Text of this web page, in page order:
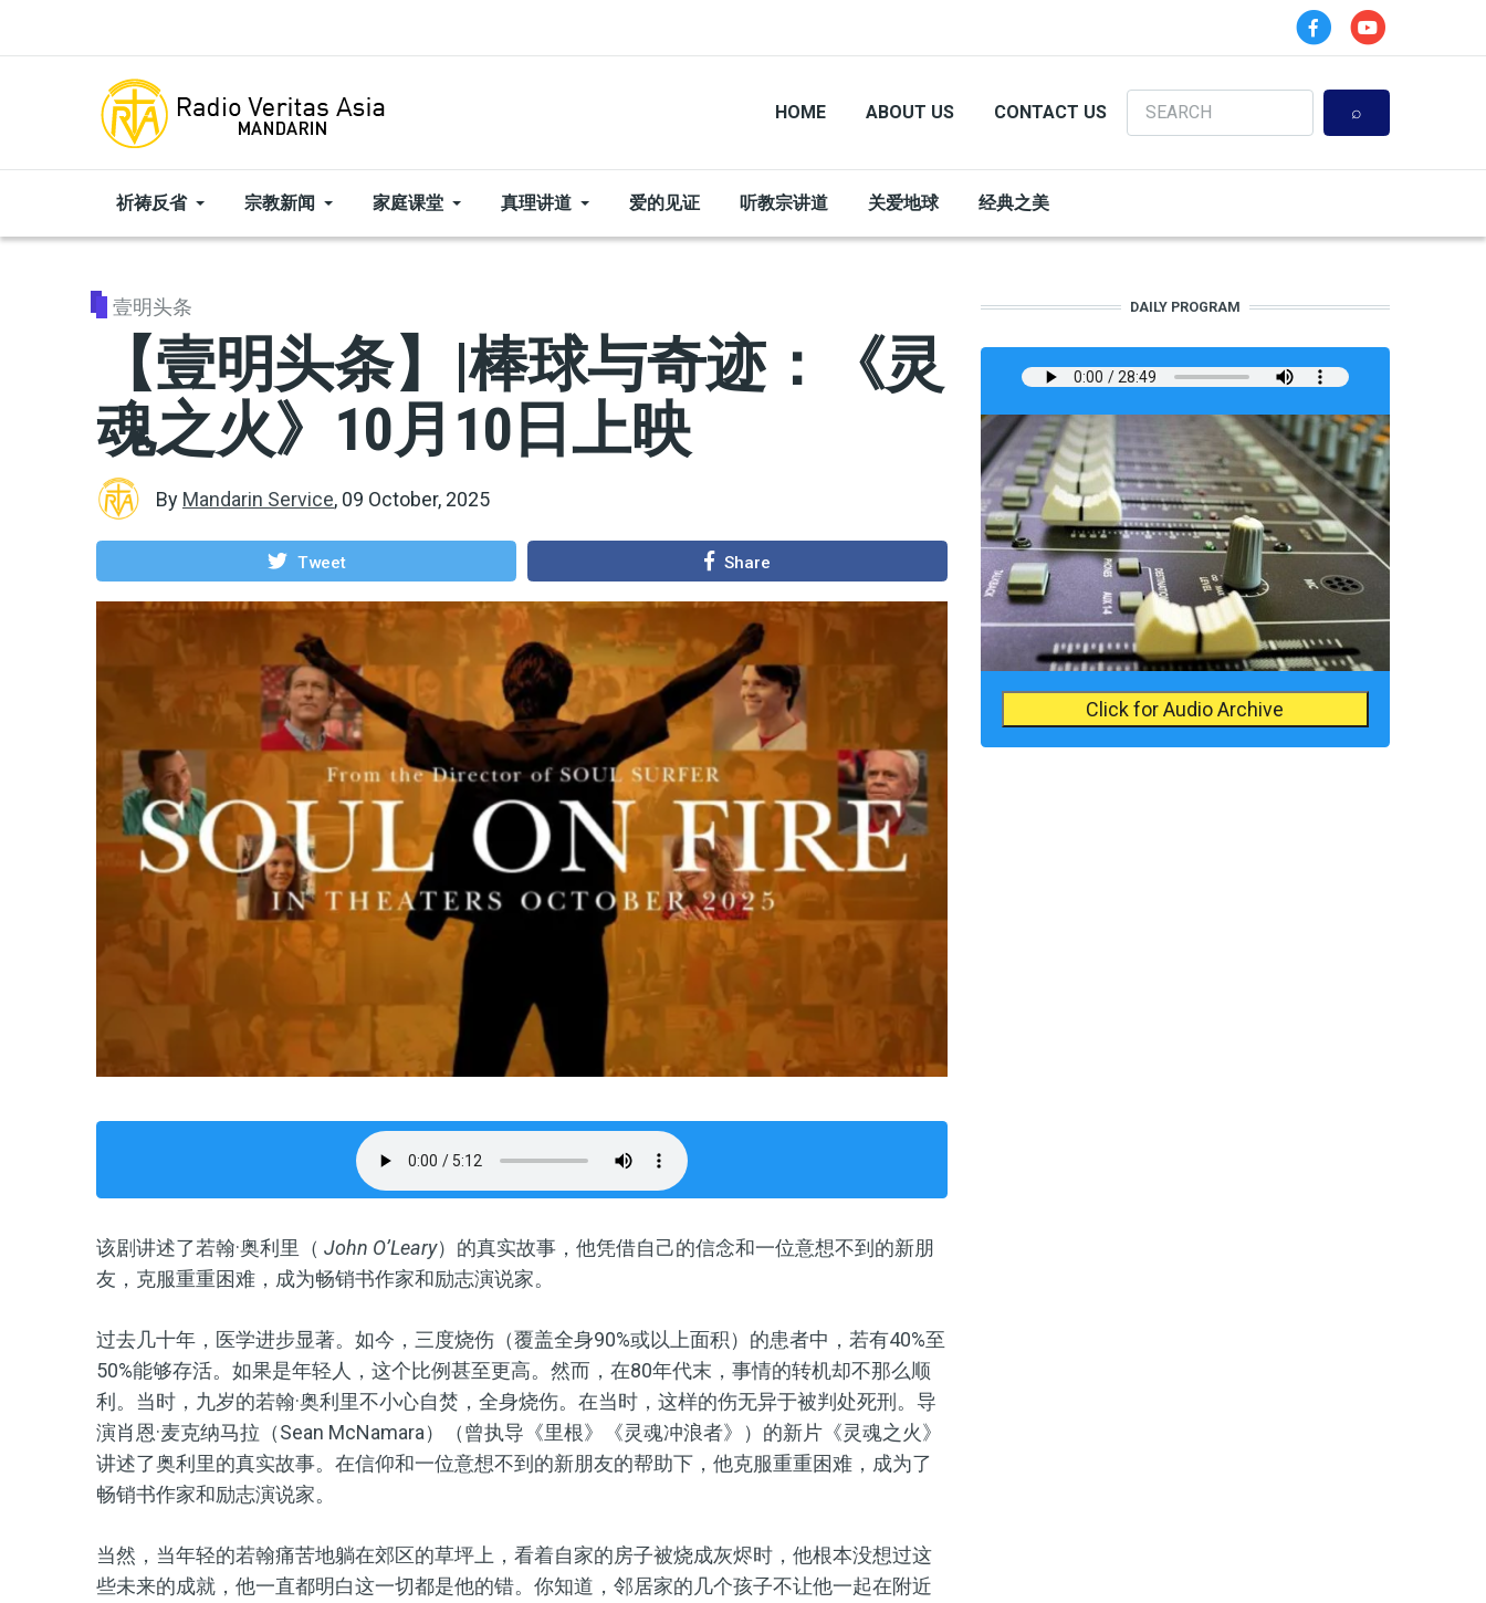
HOME ABOUT US CONTACT US
Search
祈祷反省 宗教新闻 家庭课堂 真理讲道 爱的见证 听教宗讲道 关爱地球 经典之美
壹明头条
【壹明头条】|棒球与奇迹：《灵
魂之火》10月10日上映
By Mandarin Service, 09 October, 2025
Tweet Share
该剧讲述了若翰·奥利里（ John O’Leary）的真实故事，他凭借自己的信念和一位意想不到的新朋
友，克服重重困难，成为畅销书作家和励志演说家。
过去几十年，医学进步显著。如今，三度烧伤（覆盖全身90%或以上面积）的患者中，若有40%至
50%能够存活。如果是年轻人，这个比例甚至更高。然而，在80年代末，事情的转机却不那么顺
利。当时，九岁的若翰·奥利里不小心自焚，全身烧伤。在当时，这样的伤无异于被判处死刑。导
演肖恩·麦克纳马拉（Sean McNamara）（曾执导《里根》《灵魂冲浪者》）的新片《灵魂之火》
讲述了奥利里的真实故事。在信仰和一位意想不到的新朋友的帮助下，他克服重重困难，成为了
畅销书作家和励志演说家。
当然，当年轻的若翰痛苦地躺在郊区的草坪上，看着自家的房子被烧成灰烬时，他根本没想过这
些未来的成就，他一直都明白这一切都是他的错。你知道，邻居家的几个孩子不让他一起在附近
DAILY PROGRAM
Click for Audio Archive